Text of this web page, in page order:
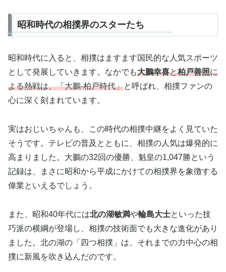
昭和時代の相撲界のスターたち
昭和時代に入ると、相撲はますます国民的な人気スポーツ
として発展していきます。なかでも大鵬幸喜と柏戸善照に
よる熱戦は、「大鵬-柏戸時代」と呼ばれ、相撲ファンの
心に深く刻まれています。
実はおじいちゃんも、この時代の相撲中継をよく見ていた
そうです。テレビの普及とともに、相撲の人気は爆発的に
高まりました。大鵬の32回の優勝、魁皇の1,047勝という
記録は、まさに昭和から平成にかけての相撲界を象徴する
偉業といえるでしょう。
また、昭和40年代には北の湖敏満や輪島大士といった技
巧派の横綱が登場し、相撲の技術面でも大きな進化があり
ました。北の湖の「四つ相撲」は、それまでの力中心の相
撲に新風を吹き込んだのです。